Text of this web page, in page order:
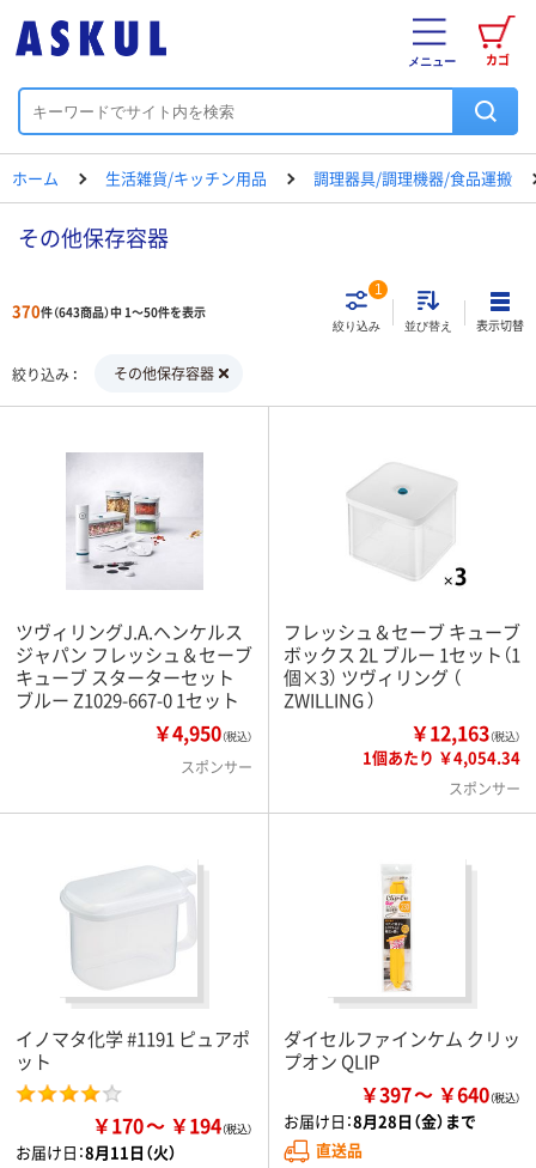
カゴ
メニュー
ホーム 生活雑貨/キッチン用品 調理器具/調理機器/食品運搬
その他保存容器
370件（643商品）中 1～50件を表示
絞り込み
1
並び替え 表示切替
絞り込み その他保存容器
ツヴィリングJ.A.ヘンケルス
ジャパン フレッシュ＆セーブ
キューブ スターターセット
ブルー Z1029-667-0 1セット
￥4,950（税込）
スポンサー
フレッシュ＆セーブ キューブ
ボックス 2L ブルー 1セット（1
個×3） ツヴィリング （
ZWILLING ）
￥12,163（税込）
1個あたり ￥4,054.34
スポンサー
イノマタ化学 #1191 ピュアポ
ット
￥170 ￥194
お届け日：8月11日（火）
ダイセルファインケム クリッ
プオン QLIP
￥397 ￥640
お届け日：8月28日（金）まで
直送品